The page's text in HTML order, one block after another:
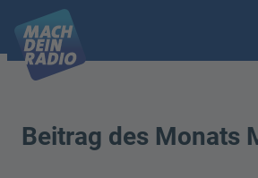
Beitrag des Monats